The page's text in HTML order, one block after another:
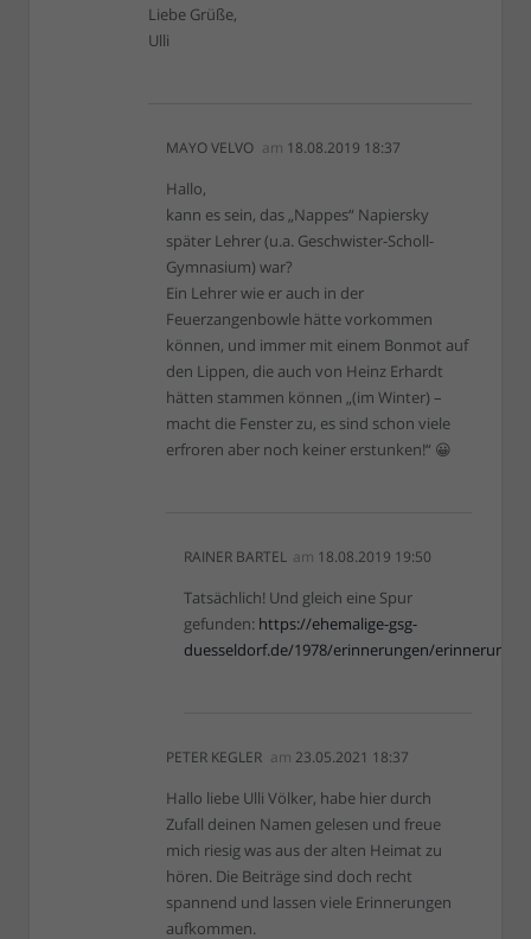
Liebe Grüße,
Ulli
MAYO VELVO am 18.08.2019 18:37
Hallo,
kann es sein, das „Nappes“ Napiersky
später Lehrer (u.a. Geschwister-Scholl-
Gymnasium) war?
Ein Lehrer wie er auch in der
Feuerzangenbowle hätte vorkommen
können, und immer mit einem Bonmot auf
den Lippen, die auch von Heinz Erhardt
hätten stammen können „(im Winter) –
macht die Fenster zu, es sind schon viele
erfroren aber noch keiner erstunken!“ 😀
RAINER BARTEL am 18.08.2019 19:50
Tatsächlich! Und gleich eine Spur
gefunden: https://ehemalige-gsg-
duesseldorf.de/1978/erinnerungen/
PETER KEGLER am 23.05.2021 18:37
Hallo liebe Ulli Völker, habe hier durch
Zufall deinen Namen gelesen und freue
mich riesig was aus der alten Heimat zu
hören. Die Beiträge sind doch recht
spannend und lassen viele Erinnerungen
aufkommen.